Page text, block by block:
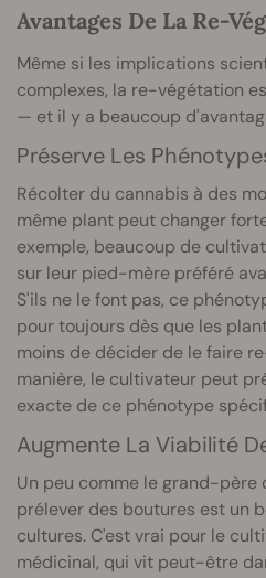
Avantages De La Re-
Même si les implications
complexes, la re-végétation
— et il y a beaucoup
Préserve Les
Récolter du cannabis à des
même plant peut changer
exemple, beaucoup de
sur leur pied-mère préféré
S'ils ne le font pas, ce
pour toujours dès que les
moins de décider de le faire
manière, le cultivateur peut
exacte de ce phénotype
Augmente La Viabilité
Un peu comme le grand-père
prélever des boutures est un
cultures. C'est vrai pour le
médicinal, qui vit peut-être